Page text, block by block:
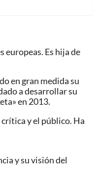
europeas. Es hija de
en gran medida su
a desarrollar su
en 2013.
y el público. Ha
y su visión del